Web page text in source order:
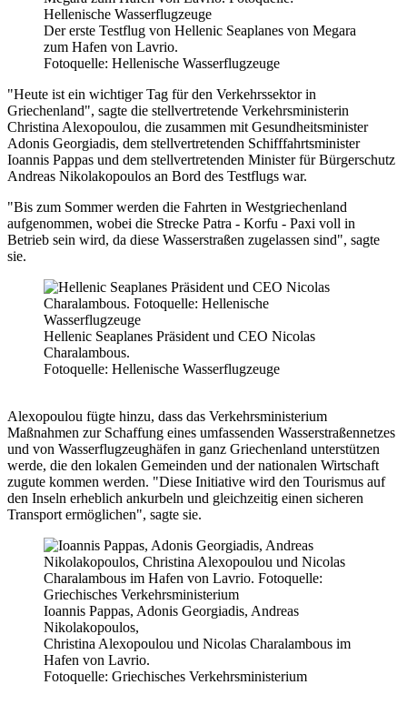
Der erste Testflug von Hellenic Seaplanes von Megara
zum Hafen von Lavrio.
Fotoquelle: Hellenische Wasserflugzeuge
"Heute ist ein wichtiger Tag für den Verkehrssektor in
Griechenland", sagte die stellvertretende Verkehrsministerin
Christina Alexopoulou, die zusammen mit Gesundheitsminister
Adonis Georgiadis, dem stellvertretenden Schifffahrtsminister
Ioannis Pappas und dem stellvertretenden Minister für Bürgerschutz
Andreas Nikolakopoulos an Bord des Testflugs war.
"Bis zum Sommer werden die Fahrten in Westgriechenland
aufgenommen, wobei die Strecke Patra - Korfu - Paxi voll in
Betrieb sein wird, da diese Wasserstraßen zugelassen sind", sagte
sie.
Hellenic Seaplanes Präsident und CEO Nicolas
Charalambous.
Fotoquelle: Hellenische Wasserflugzeuge
Alexopoulou fügte hinzu, dass das Verkehrsministerium
Maßnahmen zur Schaffung eines umfassenden Wasserstraßennetzes
und von Wasserflugzeughäfen in ganz Griechenland unterstützen
werde, die den lokalen Gemeinden und der nationalen Wirtschaft
zugute kommen werden. "Diese Initiative wird den Tourismus auf
den Inseln erheblich ankurbeln und gleichzeitig einen sicheren
Transport ermöglichen", sagte sie.
Ioannis Pappas, Adonis Georgiadis, Andreas
Nikolakopoulos,
Christina Alexopoulou und Nicolas Charalambous im
Hafen von Lavrio.
Fotoquelle: Griechisches Verkehrsministerium